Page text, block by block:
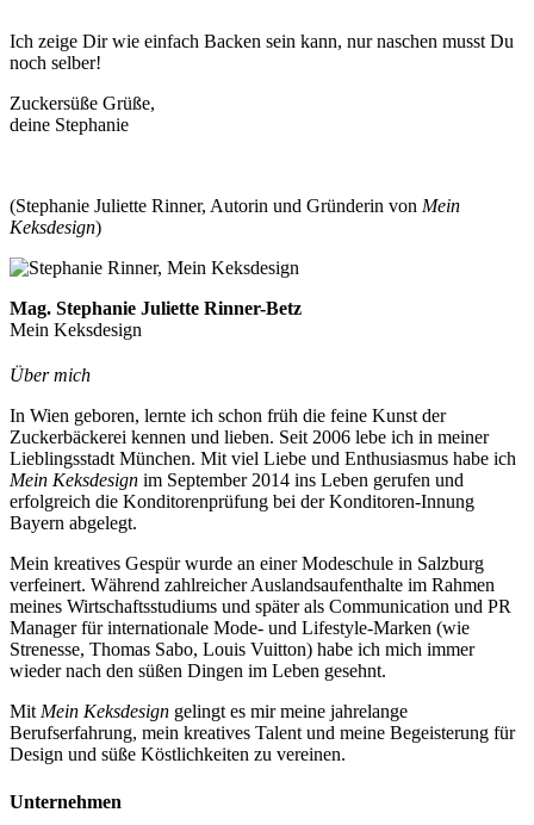
Ich zeige Dir wie einfach Backen sein kann, nur naschen musst Du
noch selber!
Zuckersüße Grüße,
deine Stephanie
(Stephanie Juliette Rinner, Autorin und Gründerin von Mein
Keksdesign)
Mag. Stephanie Juliette Rinner-Betz
Mein Keksdesign
Über mich
In Wien geboren, lernte ich schon früh die feine Kunst der
Zuckerbäckerei kennen und lieben. Seit 2006 lebe ich in meiner
Lieblingsstadt München. Mit viel Liebe und Enthusiasmus habe ich
Mein Keksdesign im September 2014 ins Leben gerufen und
erfolgreich die Konditorenprüfung bei der Konditoren-Innung
Bayern abgelegt.
Mein kreatives Gespür wurde an einer Modeschule in Salzburg
verfeinert. Während zahlreicher Auslandsaufenthalte im Rahmen
meines Wirtschaftsstudiums und später als Communication und PR
Manager für internationale Mode- und Lifestyle-Marken (wie
Strenesse, Thomas Sabo, Louis Vuitton) habe ich mich immer
wieder nach den süßen Dingen im Leben gesehnt.
Mit Mein Keksdesign gelingt es mir meine jahrelange
Berufserfahrung, mein kreatives Talent und meine Begeisterung für
Design und süße Köstlichkeiten zu vereinen.
Unternehmen